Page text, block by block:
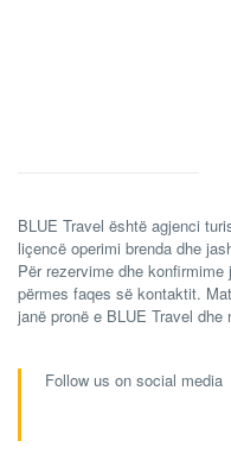
BLUE Travel është agjenci
liçencë operimi brenda dhe
Për rezervime dhe
përmes faqes së kontaktit.
janë pronë e BLUE Travel
Follow us on social media